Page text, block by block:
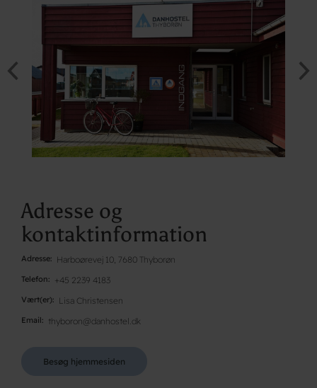
Adresse og
kontaktinformation
Adresse Harboørevej 10, 7680 Thyborøn
Telefon +45 2239 4183
Vært(er) Lisa Christensen
Email thyboron@danhostel.dk
Besøg hjemmesiden